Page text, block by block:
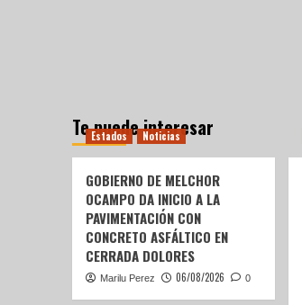
Te puede interesar
Estados Noticias
GOBIERNO DE MELCHOR
OCAMPO DA INICIO A LA
PAVIMENTACIÓN CON
CONCRETO ASFÁLTICO EN
CERRADA DOLORES
Marilu Perez 06/08/2026 0